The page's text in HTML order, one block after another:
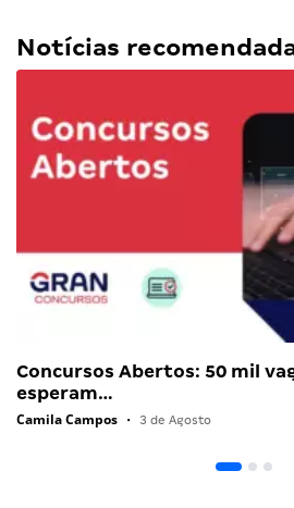
Notícias
Concursos Abertos: 50 mil
esperam…
Camila Campos • 3 de Agosto